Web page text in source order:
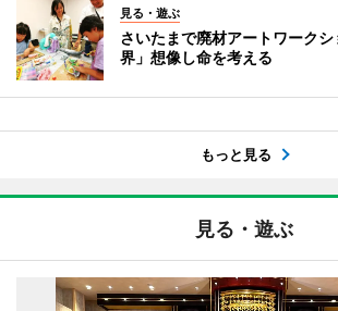
見る・遊ぶ
さいたまで廃材アートワーク
界」想像し命を考える
もっと見る
見る・遊ぶ